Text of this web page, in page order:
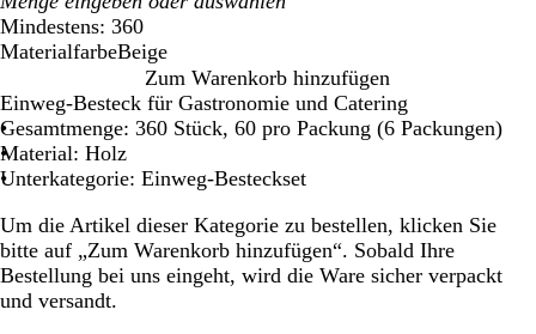
Mindestens: 360
MaterialfarbeBeige
e
i
g
e
Zum Warenkorb hinzufügen
Einweg-Besteck für Gastronomie und Catering
Gesamtmenge: 360 Stück, 60 pro Packung (6 Packungen)
Material: Holz
Unterkategorie: Einweg-Besteckset
Um die Artikel dieser Kategorie zu bestellen, klicken Sie
bitte auf „Zum Warenkorb hinzufügen“. Sobald Ihre
Bestellung bei uns eingeht, wird die Ware sicher verpackt
und versandt.